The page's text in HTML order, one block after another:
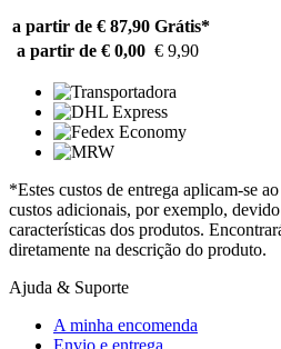
a partir de € 87,90 Grátis*
a partir de € 0,00 € 9,90
*Estes custos de entrega aplicam-se
custos adicionais, por exemplo,
características dos produtos.
diretamente na descrição do produto.
Ajuda & Suporte
A minha encomenda